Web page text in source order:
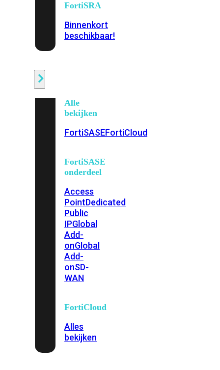
FortiSRA
Binnenkort
beschikbaar!
Alle
bekijken
FortiSASEFortiCloud
FortiSASE
onderdeel
Access
PointDedicated
Public
IPGlobal
Add-
onGlobal
Add-
onSD-
WAN
FortiCloud
Alles
bekijken